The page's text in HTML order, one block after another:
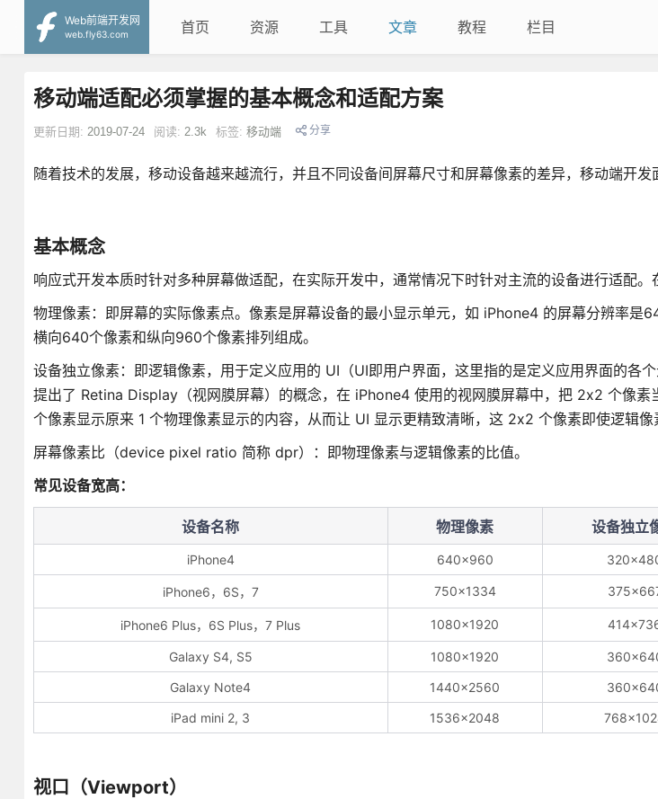
Web前端开发网
web.fly63.com
首页 资源 工具 文章 教程 栏目
移动端适配必须掌握的基本概念和适配方案
更新日期: 2019-07-24 阅读: 2.3k 标签: 移动端 分享
随着技术的发展，移动设备越来越流行，并且不同设备间屏幕尺寸和屏幕像素的差异，移动端开发
基本概念
响应式开发本质时针对多种屏幕做适配，在实际开发中，通常情况下时针对主流的设备进行适配。
物理像素：即屏幕的实际像素点。像素是屏幕设备的最小显示单元，如 iPhone4 的屏幕分辨率是
横向640个像素和纵向960个像素排列组成。
设备独立像素：即逻辑像素，用于定义应用的 UI（UI即用户界面，这里指的是定义应用界面的各
提出了 Retina Display（视网膜屏幕）的概念，在 iPhone4 使用的视网膜屏幕中，把 2x2 个像素
个像素显示原来 1 个物理像素显示的内容，从而让 UI 显示更精致清晰，这 2x2 个像素即使逻辑像
屏幕像素比（device pixel ratio 简称 dpr）：即物理像素与逻辑像素的比值。
常见设备宽高：
设备名称 物理像素 设备独立
iPhone4 640x960
iPhone6，6S，7 750x1334
iPhone6 Plus，6S Plus，7 Plus 1080x1920
Galaxy S4, S5 1080x1920
Galaxy Note4
1440x2560
iPad mini 2, 3
1536x2048
视口（Viewport）